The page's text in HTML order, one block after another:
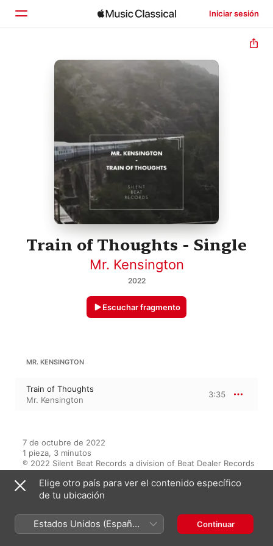
Iniciar sesión
Inicio
Explorar
Train of Thoughts - Single
Mr. Kensington
2022
Escuchar fragmento
MR. KENSINGTON
Train of Thoughts
Mr. Kensington
3:35
7 de octubre de 2022
1 pieza, 3 minutos
℗ 2022 Silent Beat Records a division of Beat Dealer Records
SELLO DISCOGRÁFICO
Silent Beat Records
Elige otro país para ver el contenido específico
de tu ubicación
Estados Unidos (Español
México)
Continuar